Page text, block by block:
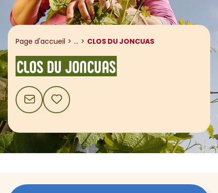
Page d'accueil ... Afficher le fil d'ariane
CLOS DU JONCUAS
CLOS DU JONCUAS
CONTACTAJOUTER AUX FAVORIS